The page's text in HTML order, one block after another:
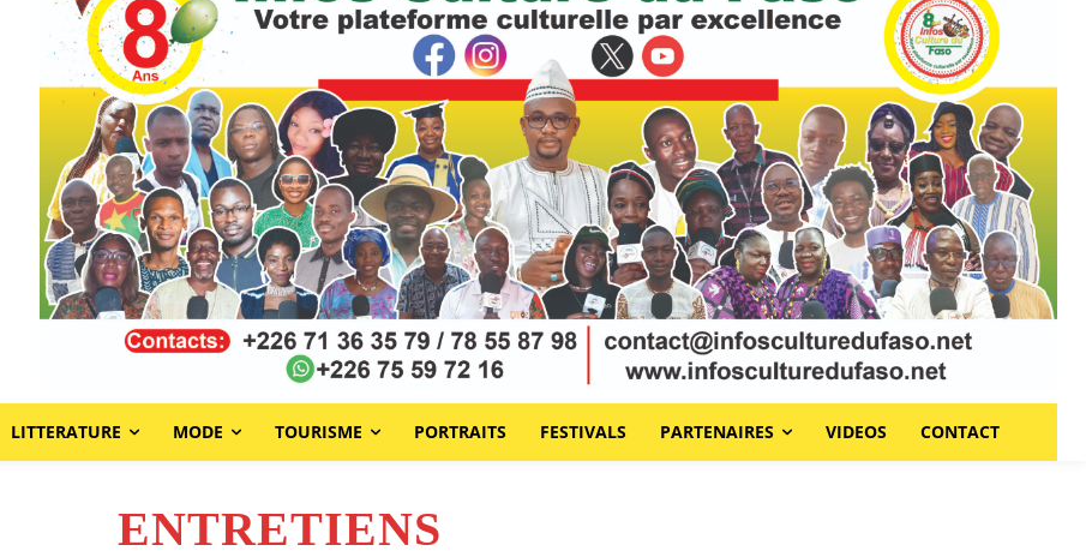
LITTERATURE MODE TOURISME PORTRAITS FESTIVALS PARTENAIRES VIDEOS CONTACT
ENTRETIENS